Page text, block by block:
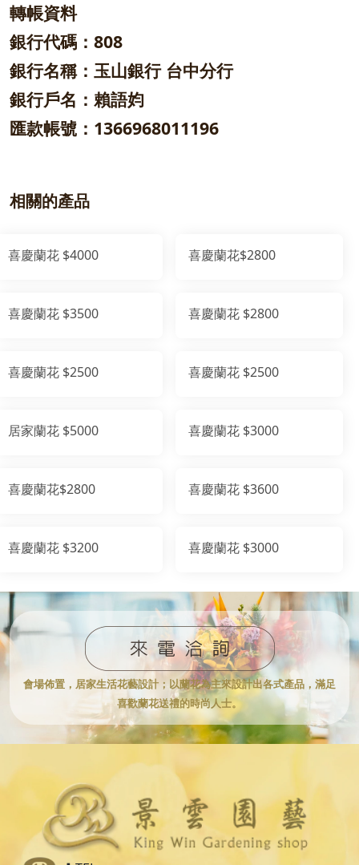
轉帳資料
銀行代碼：808
銀行名稱：玉山銀行 台中分行
銀行戶名：賴語㚬
匯款帳號：1366968011196
相關的產品
喜慶蘭花 $4000 喜慶蘭花$2800
喜慶蘭花 $3500 喜慶蘭花 $2800
喜慶蘭花 $2500 喜慶蘭花 $2500
居家蘭花 $5000 喜慶蘭花 $3000
喜慶蘭花$2800 喜慶蘭花 $3600
喜慶蘭花 $3200 喜慶蘭花 $3000
會場佈置，居家生活花藝設計；以蘭花為主來設計出各式產品，滿足
喜歡蘭花送禮的時尚人士。